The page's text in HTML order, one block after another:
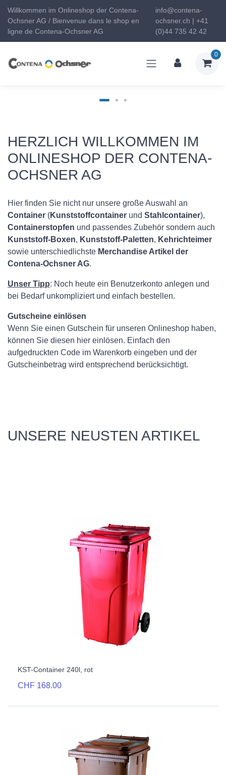
Willkommen im Onlineshop der Contena-
Ochsner AG / Bienvenue dans le shop en
ligne de Contena-Ochsner AG
info@contena-
ochsner.ch | +41
(0)44 735 42 42
0
HERZLICH WILLKOMMEN IM
ONLINESHOP DER CONTENA-
OCHSNER AG
Hier finden Sie nicht nur unsere große Auswahl an
Container (Kunststoffcontainer und Stahlcontainer),
Containerstopfen und passendes Zubehör sondern auch
Kunststoff-Boxen, Kunststoff-Paletten, Kehrichteimer
sowie unterschiedlichste Merchandise Artikel der
Contena-Ochsner AG.
Unser Tipp: Noch heute ein Benutzerkonto anlegen und
bei Bedarf unkompliziert und einfach bestellen.
Gutscheine einlösen
Wenn Sie einen Gutschein für unseren Onlineshop haben,
können Sie diesen hier einlösen. Einfach den
aufgedruckten Code im Warenkorb eingeben und der
Gutscheinbetrag wird entsprechend berücksichtigt.
UNSERE NEUSTEN ARTIKEL
KST-Container 240l, rot
CHF 168.00